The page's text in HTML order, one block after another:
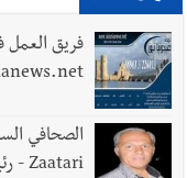
فريق العمل
Zaatari - رئيس التحرير